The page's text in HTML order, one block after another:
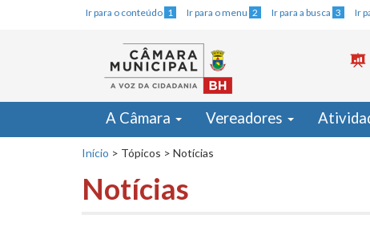
Ir para o conteúdo 1 Ir para o menu 2 Ir para a busca 3 Ir
A Câmara Vereadores
Início > Tópicos > Notícias
Notícias